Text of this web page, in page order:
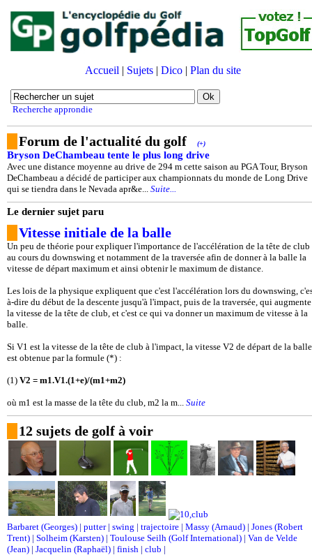
Accueil | Sujets | Dico | Plan du site
Recherche approndie
Forum de l'actualité du golf (+)
Bryson DeChambeau tente le plus long drive
Avec une distance moyenne au drive de 294 m cette saison au PGA Tour, Bryson
DeChambeau a décidé de participer aux championnats du monde de Long Drive
qui se tiendra dans le Nevada apr&e... Suite...
Le dernier sujet paru
Vitesse initiale de la balle
Un peu de théorie pour expliquer l'importance de l'accélération de la tête de club
au cours du downswing et notamment de la traversée afin de donner à la balle la
vitesse de départ maximum et ainsi obtenir le maximum de distance.
Les lois de la physique expliquent que c'est l'accélération lors du downswing,
à-dire du début de la descente jusqu'à l'impact, puis de la traversée, qui augmente
la vitesse de la tête de club, et c'est ce qui va donner un maximum de vitesse à la
balle.
Si V1 est la vitesse de la tête de club à l'impact, la vitesse V2 de départ de la balle
est obtenue par la formule (*) :
(1) V2 = m1.V1.(1+e)/(m1+m2)
où m1 est la masse de la tête du club, m2 la m... Suite
12 sujets de golf à voir
Barbaret (Georges) | putter | swing | trajectoire | Massy (Arnaud) | Jones (Robert
Trent) | Solheim (Karsten) | Toulouse Seilh (Golf International) | Van de Velde
(Jean) | Jacquelin (Raphaël) | finish | club |